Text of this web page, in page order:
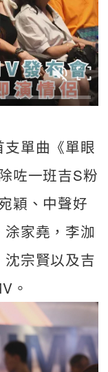
單曲《單眼
咗一班吉S粉
穎、中聲好
家堯，李泇
宗賢以及吉
。